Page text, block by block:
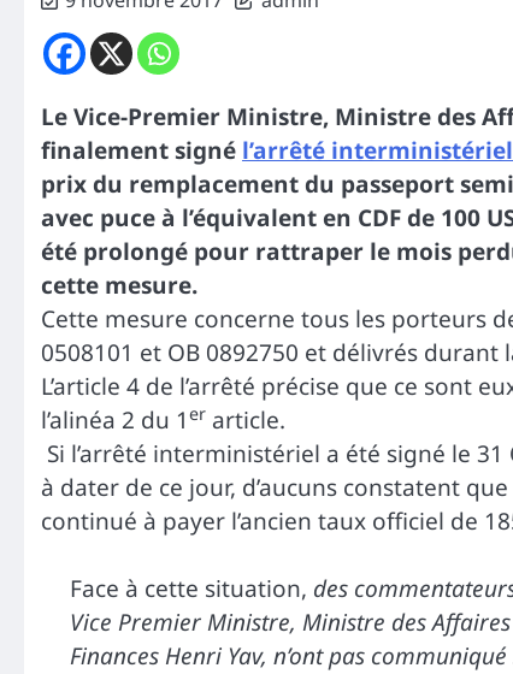
Le Vice-Premier Ministre, Ministre des
finalement signé l’arrêté interministériel
prix du remplacement du passeport
avec puce à l’équivalent en CDF de 100
été prolongé pour rattraper le mois
cette mesure.
Cette mesure concerne tous les porteurs
0508101 et OB 0892750 et délivrés
L’article 4 de l’arrêté précise que ce sont
l’alinéa 2 du 1 er article.
Si l’arrêté interministériel a été signé le
à dater de ce jour, d’aucuns constatent
continué à payer l’ancien taux officiel de
Face à cette situation, des
Vice Premier Ministre, Ministre des
Finances Henri Yav, n’ont pas